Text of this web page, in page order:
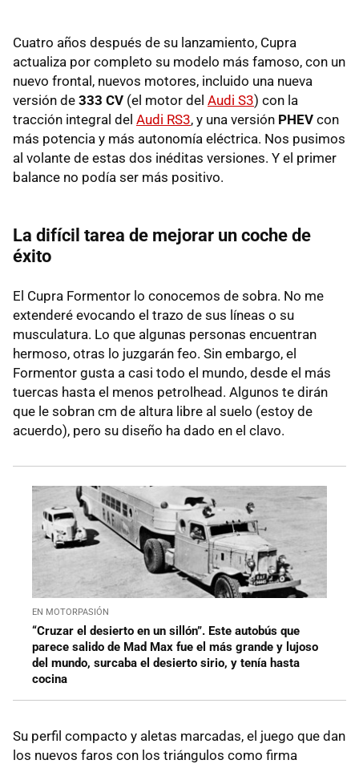
Cuatro años después de su lanzamiento, Cupra
actualiza por completo su modelo más famoso, con un
nuevo frontal, nuevos motores, incluido una nueva
versión de 333 CV (el motor del Audi S3) con la
tracción integral del Audi RS3, y una versión PHEV con
más potencia y más autonomía eléctrica. Nos pusimos
al volante de estas dos inéditas versiones. Y el primer
balance no podía ser más positivo.
La difícil tarea de mejorar un coche de
éxito
El Cupra Formentor lo conocemos de sobra. No me
extenderé evocando el trazo de sus líneas o su
musculatura. Lo que algunas personas encuentran
hermoso, otras lo juzgarán feo. Sin embargo, el
Formentor gusta a casi todo el mundo, desde el más
tuercas hasta el menos petrolhead. Algunos te dirán
que le sobran cm de altura libre al suelo (estoy de
acuerdo), pero su diseño ha dado en el clavo.
EN MOTORPASIÓN
“Cruzar el desierto en un sillón”. Este autobús que
parece salido de Mad Max fue el más grande y lujoso
del mundo, surcaba el desierto sirio, y tenía hasta
cocina
Su perfil compacto y aletas marcadas, el juego que dan
los nuevos faros con los triángulos como firma